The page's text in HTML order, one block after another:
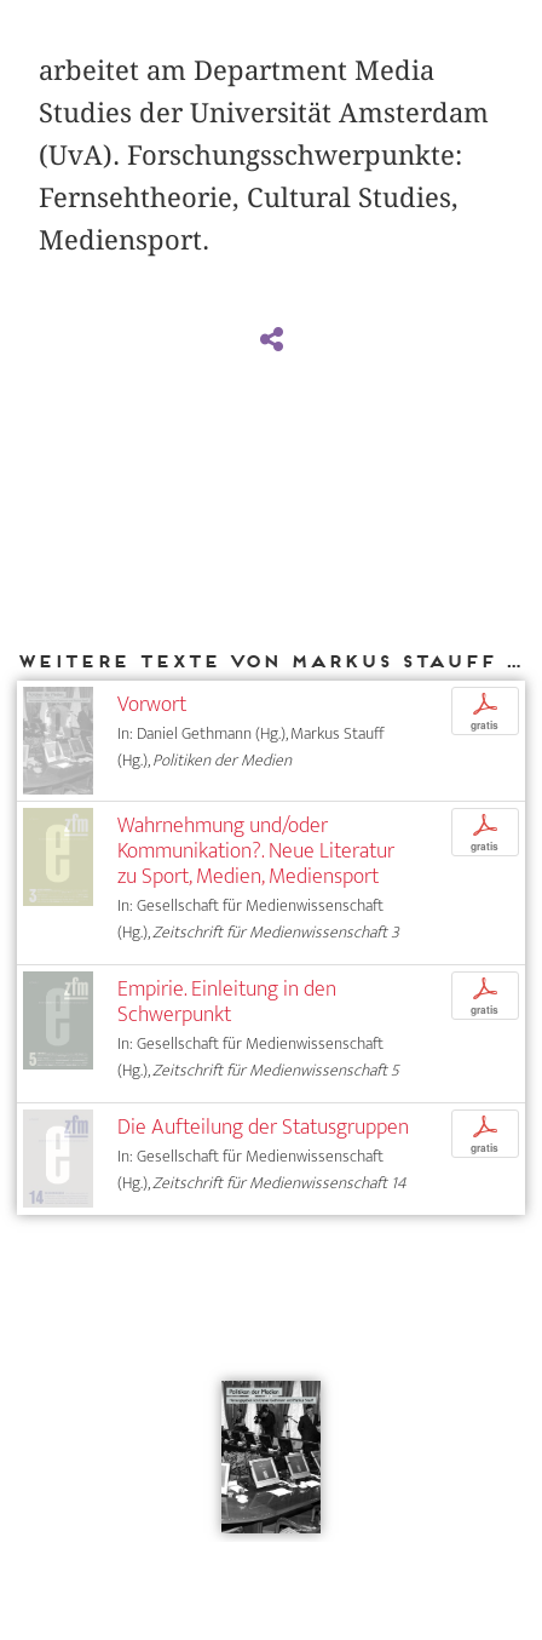
arbeitet am Department Media
Studies der Universität Amsterdam
(UvA). Forschungsschwerpunkte:
Fernsehtheorie, Cultural Studies,
Mediensport.
Weitere Texte von Markus Stauff bei DIAPHANES
Vorwort
In: Daniel Gethmann (Hg.), Markus Stauff
(Hg.),Politiken der Medien
p
gratis
Wahrnehmung und/oder
Kommunikation?. Neue Literatur
zu Sport, Medien, Mediensport
In: Gesellschaft für Medienwissenschaft
(Hg.),Zeitschrift für Medienwissenschaft 3
p
gratis
Empirie. Einleitung in den
Schwerpunkt
In: Gesellschaft für Medienwissenschaft
(Hg.),Zeitschrift für Medienwissenschaft 5
p
gratis
Die Aufteilung der Statusgruppen
In: Gesellschaft für Medienwissenschaft
(Hg.),Zeitschrift für Medienwissenschaft 14
p
gratis